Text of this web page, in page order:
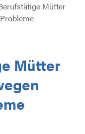
Mütter
Mütter